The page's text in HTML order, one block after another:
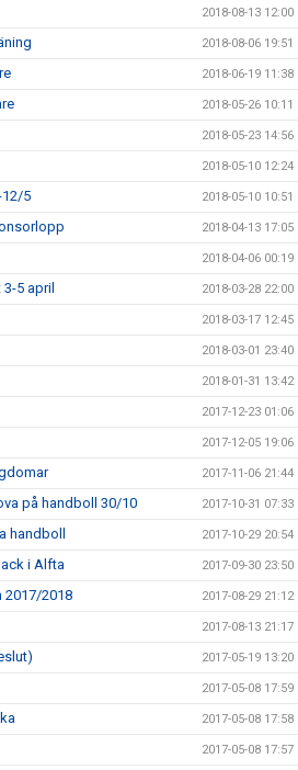
2018-08-13 12:00
2018-08-06 19:51
2018-06-19 11:38
2018-05-26 10:11
2018-05-23 14:56
2018-05-10 12:24
12/5 2018-05-10 10:51
2018-04-13 17:05
2018-04-06 00:19
5 april 2018-03-28 22:00
2018-03-17 12:45
2018-03-01 23:40
2018-01-31 13:42
2017-12-23 01:06
2017-12-05 19:06
2017-11-06 21:44
på handboll 30/10 2017-10-31 07:33
handboll 2017-10-29 20:54
i Alfta 2017-09-30 23:50
2018 2017-08-29 21:12
2017-08-13 21:17
2017-05-19 13:20
2017-05-08 17:59
2017-05-08 17:58
2017-05-08 17:57